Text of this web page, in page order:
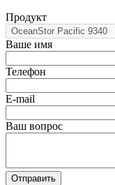
Продукт
Ваше имя
Телефон
E-mail
Ваш вопрос
Отправить